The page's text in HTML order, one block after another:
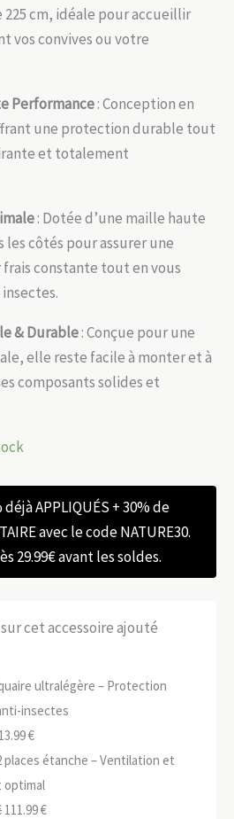
225 cm, idéale pour accueillir
vos convives ou votre
Performance: Conception en
une protection durable tout
et totalement
: Dotée d’une maille haute
côtés pour assurer une
constante tout en vous
& Durable: Conçue pour une
elle reste facile à monter et à
composants solides et
déjà APPLIQUÉS + 30% de
avec le code NATURE30.
29.99€ avant les soldes.
cet accessoire ajouté
ultralégère – Protection
insectes
Le
:
13.99€Le
prix
actuel
est :
places étanche – Ventilation et
Le
111.99€Le